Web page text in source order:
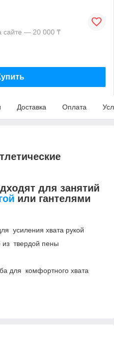
сайте — 20 000 ₸
Доставка Оплата
для занятий
или гантелями
усиления хвата рукой
из твердой пены
для комфортного хвата